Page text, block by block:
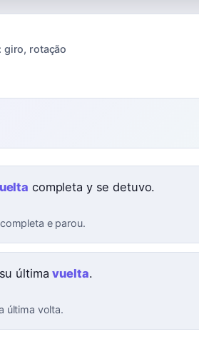
giro, rotação
completa y se detuvo.
e parou.
últimavuelta.
última volta.